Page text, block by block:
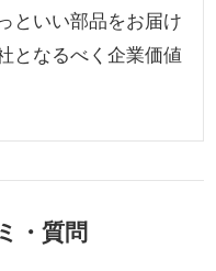
といい部品をお届け
となるべく企業価値
・質問